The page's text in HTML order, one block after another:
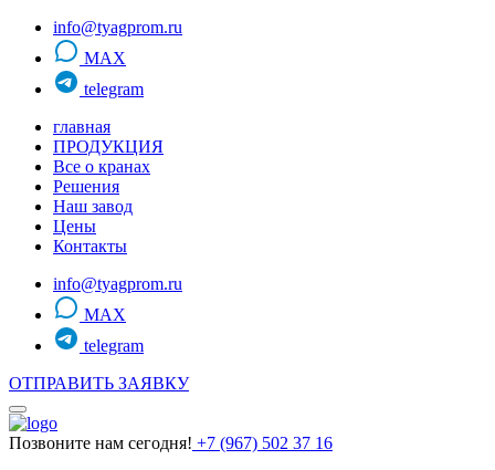
info@tyagprom.ru
MAX
telegram
главная
ПРОДУКЦИЯ
Все о кранах
Решения
Наш завод
Цены
Контакты
info@tyagprom.ru
MAX
telegram
ОТПРАВИТЬ ЗАЯВКУ
Позвоните нам сегодня! +7 (967) 502 37 16